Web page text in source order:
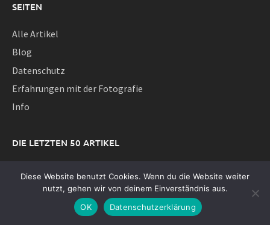
SEITEN
Alle Artikel
Blog
Datenschutz
Erfahrungen mit der Fotografie
Info
DIE LETZTEN 50 ARTIKEL
Leica Lux nach einem Jahr Fotografie – Willkommen im
Diese Website benutzt Cookies. Wenn du die Website weiter
nutzt, gehen wir von deinem Einverständnis aus.
OK
Datenschutzerklärung